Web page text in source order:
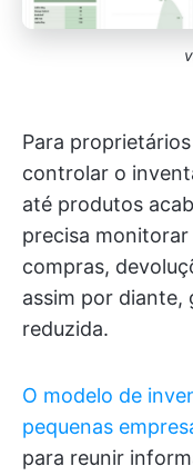
Para
controlar o
até produtos
precisa
compras,
assim por diante,
reduzida.
O modelo de
pequenas
para reunir